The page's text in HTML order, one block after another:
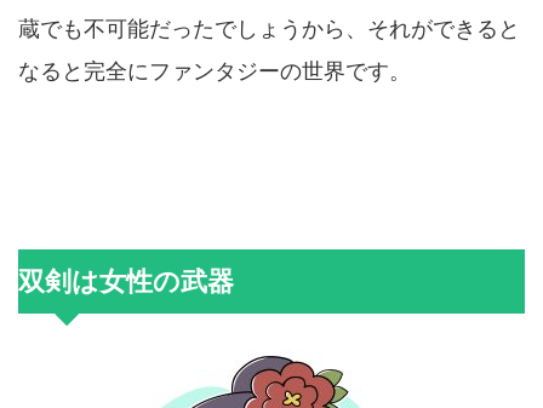
蔵でも不可能だったでしょうから、それができると
なると完全にファンタジーの世界です。
双剣は女性の武器